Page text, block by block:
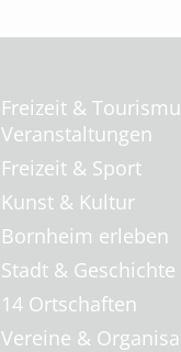
Freizeit &
Veranstaltungen
Freizeit & Sport
Kunst & Kultur
Bornheim erleben
Stadt & Geschichte
14 Ortschaften
Vereine &